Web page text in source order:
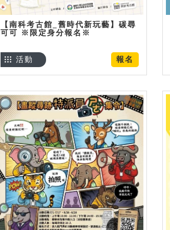
【南科考古館_舊時代新玩藝】碳尋
可可 ※限定身分報名※
報名
活動